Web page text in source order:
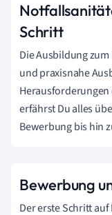
Schritt
Die Ausbildung
und praxisnahe
erfährst Du alles
Bewerbung bis hin
Bewerbung
Der erste Schritt